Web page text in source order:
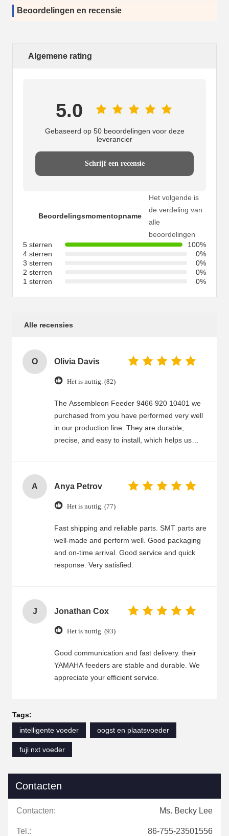
Beoordelingen en recensie
Algemene rating
5.0
Gebaseerd op 50 beoordelingen voor deze
leverancier
Schrijf een recensie
Beoordelingsmomentopname
Het volgende is
de verdeling van
alle
beoordelingen
5 sterren
100%
4 sterren
0%
3 sterren
0%
2 sterren
0%
1 sterren
0%
Alle recensies
O Olivia Davis
Het is nuttig. (82)
The Assembleon Feeder 9466 920 10401 we
purchased from you have performed very well
in our production line. They are durable,
precise, and easy to install, which helps us
Even when we needed to change some
specifications or track the shipment, your team
quality and service and will continue to
cooperate.
A Anya Petrov
Het is nuttig. (77)
Fast shipping and reliable parts. SMT parts are
well-made and perform well. Good packaging
and on-time arrival. Good service and quick
response. Very satisfied.
J Jonathan Cox
Het is nuttig. (93)
Good communication and fast delivery. their
YAMAHA feeders are stable and durable. We
appreciate your efficient service.
Tags:
intelligente voeder
oogst en plaatsvoeder
fuji nxt voeder
Contacten
Contacten: Ms. Becky Lee
Tel.: 86-755-23501556